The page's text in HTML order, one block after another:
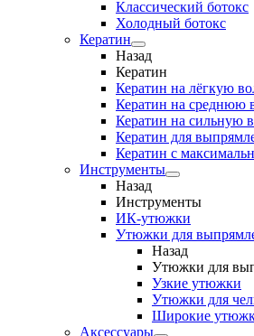
Классический ботокс
Холодный ботокс
Кератин
Назад
Кератин
Кератин на лёгкую
Кератин на среднюю
Кератин на сильную
Кератин для
Кератин с
Инструменты
Назад
Инструменты
ИК-утюжки
Утюжки для
Назад
Утюжки для
Узкие утюжки
Утюжки для
Широкие
Аксессуары